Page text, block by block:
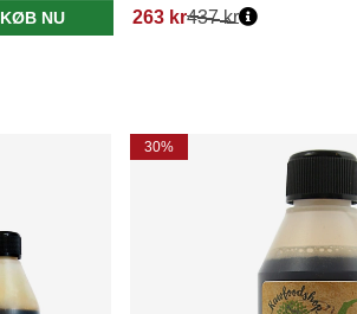
KØB NU 263 kr437 kr
30%